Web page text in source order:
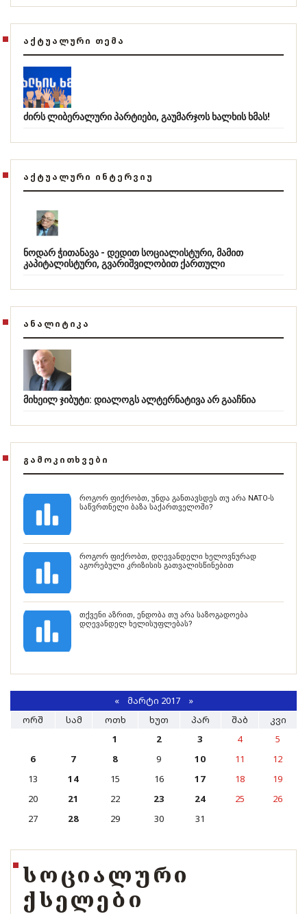
ᲐᲥᲢᲣᲐᲚᲣᲠᲘ ᲗᲔᲛᲐ
ძირს ლიბერალური პარტიები, გაუმარჯოს ხალხის ხმას!
ᲐᲥᲢᲣᲐᲚᲣᲠᲘ ᲘᲜᲢᲔᲠᲕᲘᲣ
ნოდარ ჭითანავა - დედით სოციალისტური, მამით
კაპიტალისტური, გვარიშვილობით ქართული
ᲐᲜᲐᲚᲘᲢᲘᲙᲐ
მიხეილ ჯიბუტი: დიალოგს ალტერნატივა არ გააჩნია
ᲒᲐᲛᲝᲙᲘᲗᲮᲕᲔᲑᲘ
როგორ ფიქრობთ, უნდა განთავსდეს თუ არა NATO-ს
საწვრთნელი ბაზა საქართველოში?
როგორ ფიქრობთ, დღევანდელი ხელოვნურად
აგორებული კრიზისის გათვალისწინებით
თქვენი აზრით, ენდობა თუ არა საზოგადოება
დღევანდელ ხელისუფლებას?
«ᲛᲐᲠᲢᲘ 2017 »
ᲝᲠᲨ
ᲡᲐᲛ ᲝᲗᲮ ᲮᲣᲗ ᲞᲐᲠ ᲨᲐᲑ
ᲙᲕᲘ
1
2 3 4
5
6
7 8 9 10 11
12
13
14 15 16 17 18
19
20
21 22 23 24 25
26
27
28 29 30 31
ᲡᲝᲪᲘᲐᲚᲣᲠᲘ
ᲥᲡᲔᲚᲔᲑᲘ